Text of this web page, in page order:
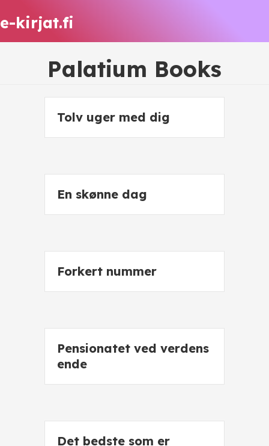
e-kirjat.fi
Palatium Books
Tolv uger med dig
En skønne dag
Forkert nummer
Pensionatet ved verdens
ende
Det bedste som er